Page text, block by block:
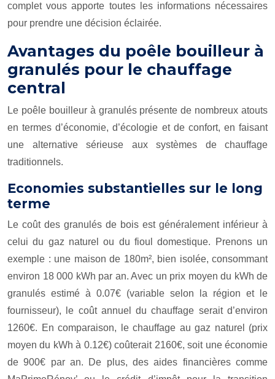
complet vous apporte toutes les informations nécessaires
pour prendre une décision éclairée.
Avantages du poêle bouilleur à
granulés pour le chauffage
central
Le poêle bouilleur à granulés présente de nombreux atouts
en termes d’économie, d’écologie et de confort, en faisant
une alternative sérieuse aux systèmes de chauffage
traditionnels.
Economies substantielles sur le long
terme
Le coût des granulés de bois est généralement inférieur à
celui du gaz naturel ou du fioul domestique. Prenons un
exemple : une maison de 180m², bien isolée, consommant
environ 18 000 kWh par an. Avec un prix moyen du kWh de
granulés estimé à 0.07€ (variable selon la région et le
fournisseur), le coût annuel du chauffage serait d’environ
1260€. En comparaison, le chauffage au gaz naturel (prix
moyen du kWh à 0.12€) coûterait 2160€, soit une économie
de 900€ par an. De plus, des aides financières comme